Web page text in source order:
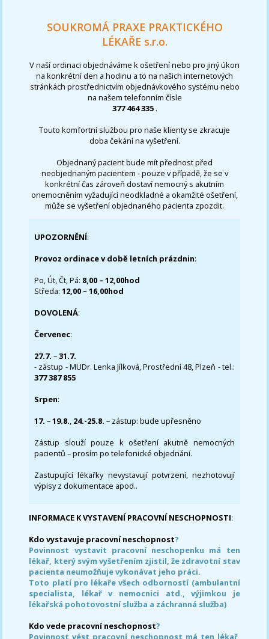
SOUKROMÁ PRAXE PRAKTICKÉHO
LÉKAŘE s.r.o.
V naší ordinaci objednáváme k ošetření nebo pro jiný úkon
na konkrétní den a hodinu a to na našich internetových
stránkách prostřednictvím objednávkového systému nebo
na našem telefonním čísle
377 464 335 .
Touto komfortní službou pro naše klienty se zkracuje
doba čekání na vyšetření.
Objednaný pacient bude mít přednost před
neobjednaným pacientem - pouze v případě, že se v
konkrétní čas zároveň dostaví nemocný s akutním
onemocněním vyžadující neodkladné a okamžité ošetření,
může se vyšetření objednaného pacienta zpozdit.
UPOZORNĚNÍ:
Provoz ordinace v době letních prázdnin:
Po, Út, Čt, Pá: 8,00 – 12,00hod
Středa:12,00 – 16,00hod
DOVOLENÁ:
Červenec:
27.7.–31.7.
- zástup - MUDr. Lenka Jílková, Prostřední 48, Plzeň - tel.:
377 387 855
Srpen:
17. –19.8., 24.-25.8. – zástup: bude upřesněno
Zástup slouží pouze k ošetření akutně nemocných
pacientů – prosím po telefonické objednání.
Zastupující lékařky nevystavují potvrzení, nezhotovují
výpisy z dokumentace apod..
INFORMACE K VYSTAVENÍ PRACOVNÍ NESCHOPNOSTI:
Kdo vystavuje pracovní neschopnost?
Povinnost vystavit pracovní neschopenku má ten
lékař, který svým vyšetřením zjistil, že zdravotní stav
pacienta neumožňuje vykonávat jeho práci.
Toto platí pro lékaře všech odborností (ambulantní
specialista, lékař v nemocnici atd., výjimkou je
lékařská pohotovostní služba a záchranná služba)
Kdo vede pracovní neschopnost?
Povinnost vést pracovní neschopnost má ten lékař,